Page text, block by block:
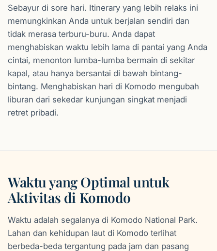
Sebayur di sore hari. Itinerary yang lebih relaks ini
memungkinkan Anda untuk berjalan sendiri dan
tidak merasa terburu-buru. Anda dapat
menghabiskan waktu lebih lama di pantai yang Anda
cintai, menonton lumba-lumba bermain di sekitar
kapal, atau hanya bersantai di bawah bintang-
bintang. Menghabiskan hari di Komodo mengubah
liburan dari sekedar kunjungan singkat menjadi
retret pribadi.
Waktu yang Optimal untuk
Aktivitas di Komodo
Waktu adalah segalanya di Komodo National Park.
Lahan dan kehidupan laut di Komodo terlihat
berbeda-beda tergantung pada jam dan pasang